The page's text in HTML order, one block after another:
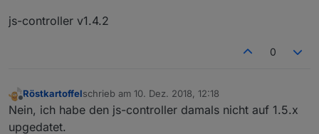
js-controller v1.4.2
0
Offline
Röstkartoffelschrieb am 10. Dez. 2018, 12:18
zuletzt editiert von
Nein, ich habe den js-controller damals nicht auf 1.5.x
upgedatet.